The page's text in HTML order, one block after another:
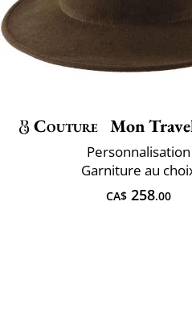
Couture Mon
Personnalisation
Garniture au
CA$ 258.00